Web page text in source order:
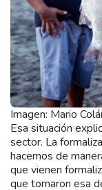
Imagen: Mario
Esa situación
sector. La
hacemos de
que vienen
que tomaron esa